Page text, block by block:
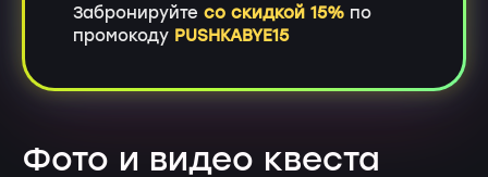
Забронируйте со скидкой 15% по
промокоду PUSHKABYE15
Фото и видео квеста